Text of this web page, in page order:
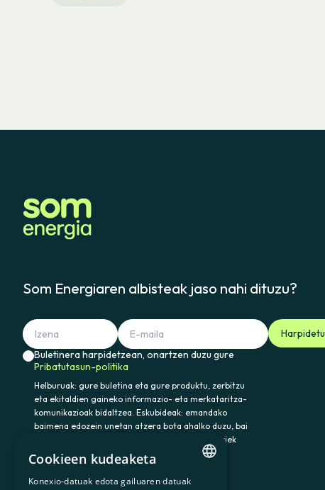
Som Energiaren albisteak jaso nahi dituzu?
Harpidetu
Buletinera harpidetzean, onartzen duzu gure
Pribatutasun-politika
Helburuak: gure buletina eta gure produktu, zerbitzu
eta ekitaldien gaineko informazio- eta merkataritza-
komunikazioak bidaltzea. Eskubideak: emandako
baimena edozein unetan atzera bota ahalko duzu, bai
eta datuak atzitu, zuzendu eta ezabatu ere. Horiek
eta gainerako eskubideak baliatzeko idatzi
somenergia@delegado-datos.com helbidera.
Informazio osagarria: Pribatutasun-politika
CATALAN
Cookieen kudeaketa
Konexio-datuak edota gailuaren datuak